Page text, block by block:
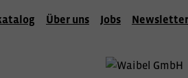
Über uns Jobs Newsletter